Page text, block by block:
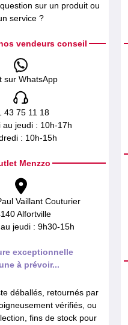
sur un produit ou
service ?
vendeurs conseil
sur WhatsApp
43 75 11 18
au jeudi : 10h-17h
: 10h-15h
Menzzo
Vaillant Couturier
Alfortville
jeudi : 9h30-15h
exceptionnelle
à prévoir...
déballés, retournés par
vérifiés, ou
fins de stock pour